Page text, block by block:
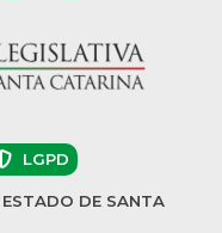
LGPD
DE SANTA